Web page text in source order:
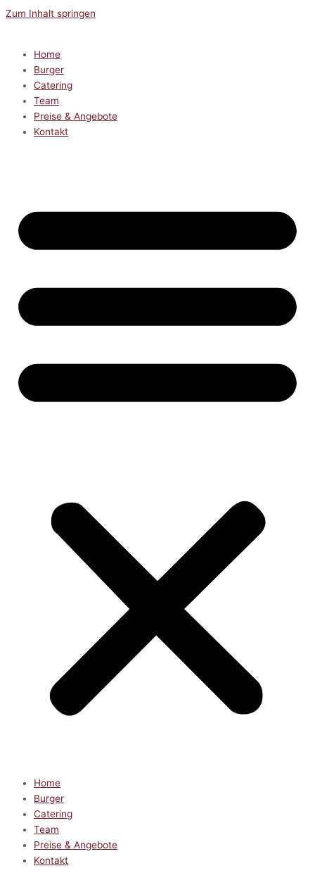
Zum Inhalt springen
Home
Burger
Catering
Team
Preise & Angebote
Kontakt
Home
Burger
Catering
Team
Preise & Angebote
Kontakt